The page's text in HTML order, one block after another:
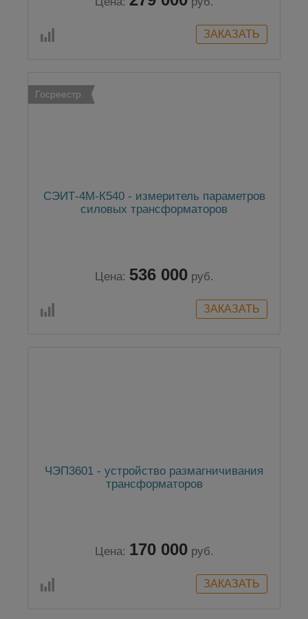
Госреестр
СЭИТ-4М-К540 - измеритель параметров
силовых трансформаторов
Цена: 536 000 руб.
ЧЭП3601 - устройство размагничивания
трансформаторов
Цена: 170 000 руб.